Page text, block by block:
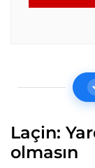
Laçin:
olmasın